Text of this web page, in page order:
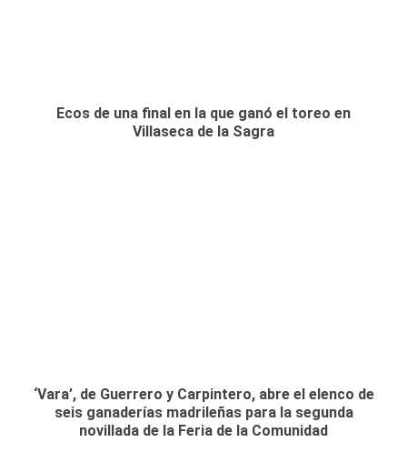
Ecos de una final en la que ganó el toreo en
Villaseca de la Sagra
‘Vara’, de Guerrero y Carpintero, abre el elenco de
seis ganaderías madrileñas para la segunda
novillada de la Feria de la Comunidad